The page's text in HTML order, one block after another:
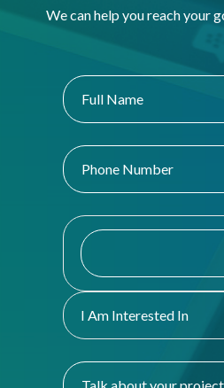
We can help you reach your
I Am Interested In